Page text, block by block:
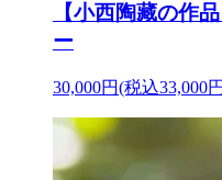
【小西陶藏の作
ー
30,000円(税込33,000